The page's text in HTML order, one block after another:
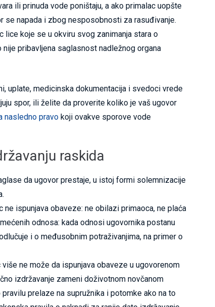
ili prinuda vode poništaju, a ako primalac uopšte
se napada i zbog nesposobnosti za rasuđivanje.
lice koje se u okviru svog zanimanja stara o
pribavljena saglasnost nadležnog organa
uplate, medicinska dokumentacija i svedoci vrede
spor, ili želite da proverite koliko je vaš ugovor
nasledno pravo koji ovakve sporove vode
raskida
da ugovor prestaje, u istoj formi solemnizacije
ispunjava obaveze: ne obilazi primaoca, ne plaća
odnosa: kada odnosi ugovornika postanu
i o međusobnim potraživanjima, na primer o
ne može da ispunjava obaveze u ugovorenom
izdržavanje zameni doživotnom novčanom
prelaze na supružnika i potomke ako na to